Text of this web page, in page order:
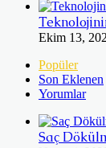
Ekim 13,
Popüler
Son Eklenen
Yorumlar
Saç